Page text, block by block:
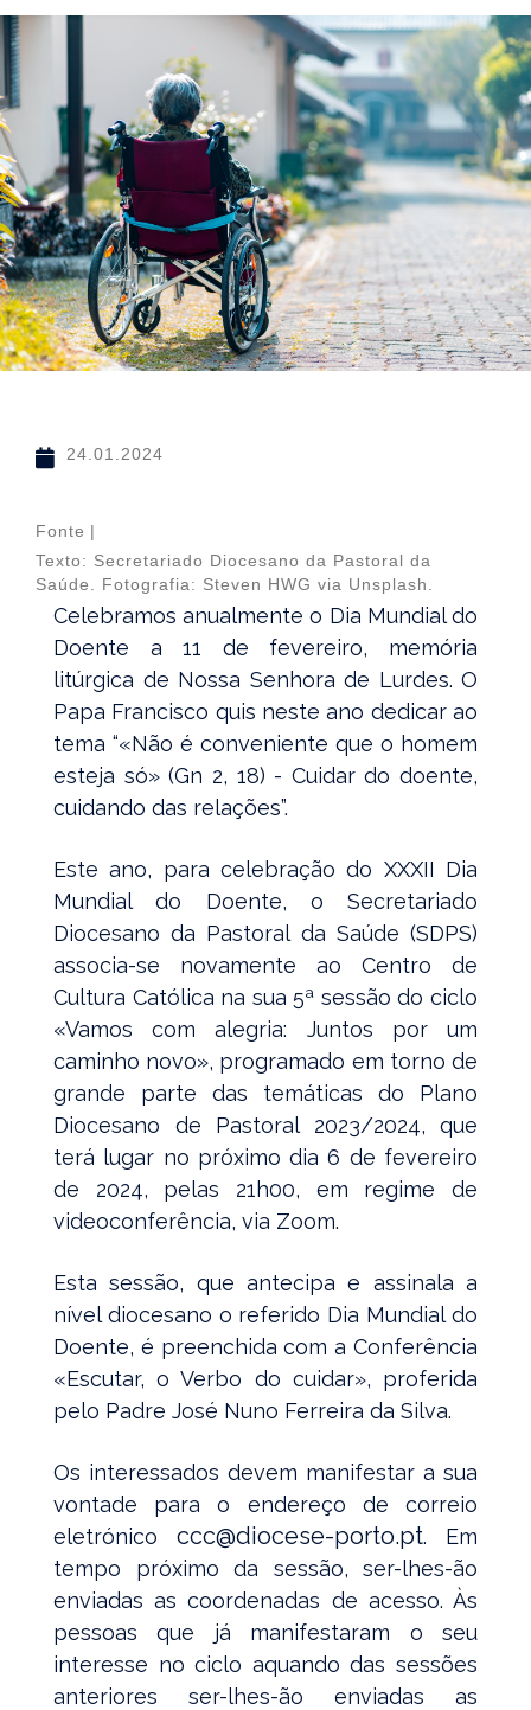
24.01.2024
Fonte |
Texto: Secretariado Diocesano da Pastoral da
Saúde. Fotografia: Steven HWG via Unsplash.
Celebramos anualmente o Dia Mundial do
Doente a 11 de fevereiro, memória
litúrgica de Nossa Senhora de Lurdes. O
Papa Francisco quis neste ano dedicar ao
tema “«Não é conveniente que o homem
esteja só» (Gn 2, 18) - Cuidar do doente,
cuidando das relações”.
Este ano, para celebração do XXXII Dia
Mundial do Doente, o Secretariado
Diocesano da Pastoral da Saúde (SDPS)
associa-se novamente ao Centro de
Cultura Católica na sua 5ª sessão do ciclo
«Vamos com alegria: Juntos por um
caminho novo», programado em torno de
grande parte das temáticas do Plano
Diocesano de Pastoral 2023/2024, que
terá lugar no próximo dia 6 de fevereiro
de 2024, pelas 21h00, em regime de
videoconferência, via Zoom.
Esta sessão, que antecipa e assinala a
nível diocesano o referido Dia Mundial do
Doente, é preenchida com a Conferência
«Escutar, o Verbo do cuidar», proferida
pelo Padre José Nuno Ferreira da Silva.
Os interessados devem manifestar a sua
vontade para o endereço de correio
eletrónico ccc@diocese-porto.pt. Em
tempo próximo da sessão, ser-lhes-ão
enviadas as coordenadas de acesso. Às
pessoas que já manifestaram o seu
interesse no ciclo aquando das sessões
anteriores ser-lhes-ão enviadas as